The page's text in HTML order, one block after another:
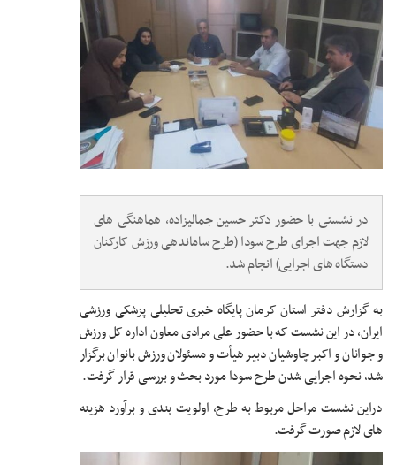
در نشستی با حضور دکتر حسین جمالیزاده، هماهنگی های
لازم جهت اجرای طرح سودا (طرح ساماندهی ورزش کارکنان
دستگاه های اجرایی) انجام شد.
به گزارش دفتر استان کرمان پایگاه خبری تحلیلی پزشکی ورزشی
ایران، در این نشست که با حضور علی مرادی معاون اداره کل ورزش
و جوانان و اکبر چاوشیان دبیر هیأت و مسئولان ورزش بانوان برگزار
شد، نحوه اجرایی شدن طرح سودا مورد بحث و بررسی قرار گرفت.
دراین نشست مراحل مربوط به طرح، اولویت بندی و برآورد هزینه
های لازم صورت گرفت.